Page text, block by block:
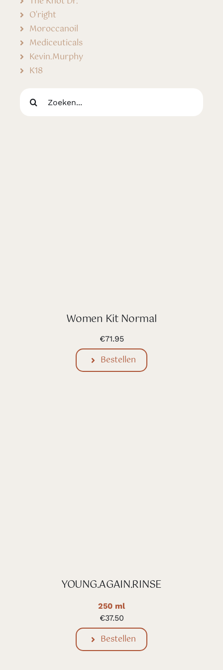
O'right
Moroccanoil
Mediceuticals
Kevin.Murphy
K18
naar:
Women Kit Normal
€71.95
Bestellen
YOUNG.AGAIN.RINSE
250 ml
€37.50
Bestellen